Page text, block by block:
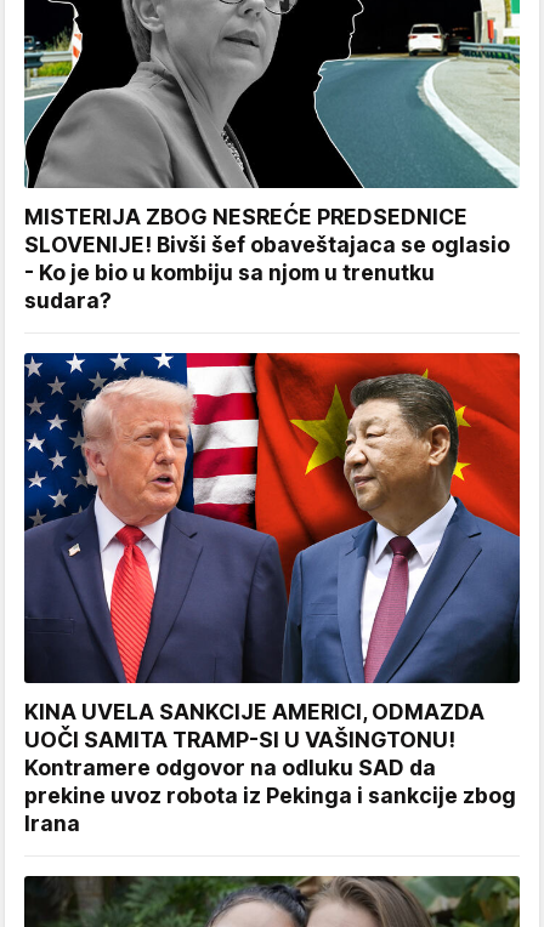
MISTERIJA ZBOG NESREĆE PREDSEDNICE
SLOVENIJE! Bivši šef obaveštajaca se oglasio
- Ko je bio u kombiju sa njom u trenutku
sudara?
KINA UVELA SANKCIJE AMERICI, ODMAZDA
UOČI SAMITA TRAMP-SI U VAŠINGTONU!
Kontramere odgovor na odluku SAD da
prekine uvoz robota iz Pekinga i sankcije zbog
Irana